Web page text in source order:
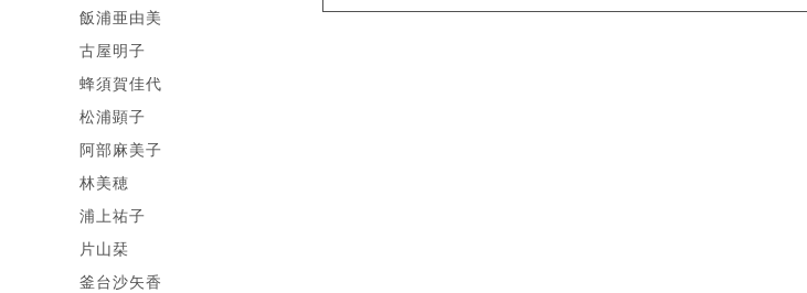
飯浦亜由美
古屋明子
蜂須賀佳代
松浦顕子
阿部麻美子
林美穂
浦上祐子
片山栞
釜台沙矢香